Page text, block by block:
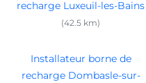
recharge Luxeuil-les-Bains
(42.5 km)
Installateur borne de
recharge Dombasle-sur-